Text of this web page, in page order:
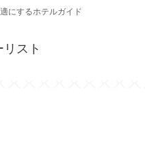
にするホテルガイド
リスト